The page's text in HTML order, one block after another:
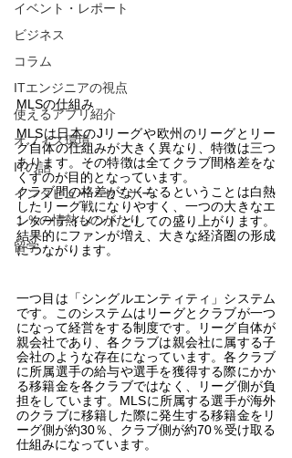
イベント・レポート
ビジネス
コラム
ITエンジニアの視点
使えるアプリ紹介
オフィス環境
ITの話
インタビュー・セミナー
１％の情熱ものがたり
留学
MLSの仕組み
MLSは日本のJリーグや欧州のリーグとリー
グ自体の仕組みが大きく異なり、特徴は三つ
あります。その特徴は全てクラブ間格差をな
くすのが目的となっています。
クラブ間の格差がなくなるということは白熱
したリーグ戦になりやすく、一つの大きなエ
ンターテイメントとしての盛り上がります。
結果的にファンが増え、大きな経済圏の形成
につながります。
一つ目は「シングルエンティティ」システム
です。このシステムはリーグとクラブが一つ
になって経営をする制度です。リーグ自体が
親会社であり、各クラブは親会社に属する子
会社のような存在になっています。各クラブ
に所属選手の給与や選手を獲得する際にかか
る移籍金を各クラブではなく、リーグ側が負
担をしています。MLSに所属する選手が海外
のクラブに移籍した際に発生する移籍金をリ
ーグ側が約30％、クラブ側が約70％受け取る
仕組みになっています。